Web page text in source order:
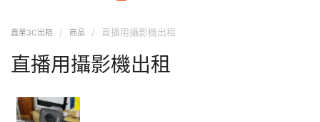
鑫業3C出租 商品 直播用攝影機出租
直播用攝影機出租